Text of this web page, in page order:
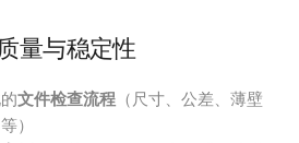
量与稳定性
文件检查流程 （尺寸、公差、薄壁
）